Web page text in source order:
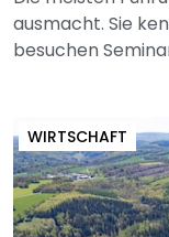
ausmacht. Sie
besuchen
WIRTSCHAFT